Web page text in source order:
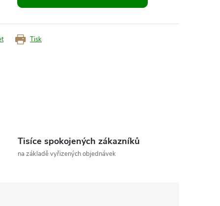
Tisk
Tisíce spokojených zákazníků
na základě vyřizených objednávek